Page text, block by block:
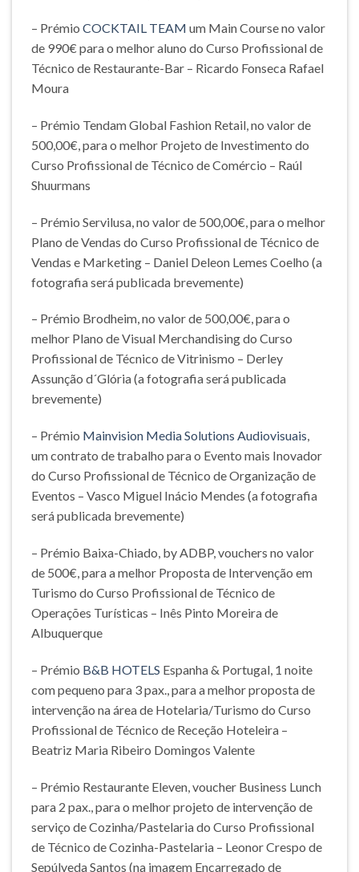
– Prémio COCKTAIL TEAM um Main Course no valor
de 990€ para o melhor aluno do Curso Profissional de
Técnico de Restaurante-Bar – Ricardo Fonseca Rafael
Moura
– Prémio Tendam Global Fashion Retail, no valor de
500,00€, para o melhor Projeto de Investimento do
Curso Profissional de Técnico de Comércio – Raúl
Shuurmans
– Prémio Servilusa, no valor de 500,00€, para o melhor
Plano de Vendas do Curso Profissional de Técnico de
Vendas e Marketing – Daniel Deleon Lemes Coelho (a
fotografia será publicada brevemente)
– Prémio Brodheim, no valor de 500,00€, para o
melhor Plano de Visual Merchandising do Curso
Profissional de Técnico de Vitrinismo – Derley
Assunção d´Glória (a fotografia será publicada
brevemente)
– Prémio Mainvision Media Solutions Audiovisuais,
um contrato de trabalho para o Evento mais Inovador
do Curso Profissional de Técnico de Organização de
Eventos – Vasco Miguel Inácio Mendes (a fotografia
será publicada brevemente)
– Prémio Baixa-Chiado, by ADBP, vouchers no valor
de 500€, para a melhor Proposta de Intervenção em
Turismo do Curso Profissional de Técnico de
Operações Turísticas – Inês Pinto Moreira de
Albuquerque
– Prémio B&B HOTELS Espanha & Portugal, 1 noite
com pequeno para 3 pax., para a melhor proposta de
intervenção na área de Hotelaria/Turismo do Curso
Profissional de Técnico de Receção Hoteleira –
Beatriz Maria Ribeiro Domingos Valente
– Prémio Restaurante Eleven, voucher Business Lunch
para 2 pax., para o melhor projeto de intervenção de
serviço de Cozinha/Pastelaria do Curso Profissional
de Técnico de Cozinha-Pastelaria – Leonor Crespo de
Sepúlveda Santos (na imagem Encarregado de